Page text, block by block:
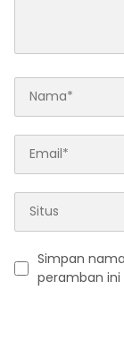
Simpan
peramban